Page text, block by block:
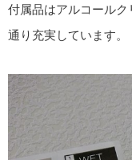
付属品はアルコール
通り充実しています。